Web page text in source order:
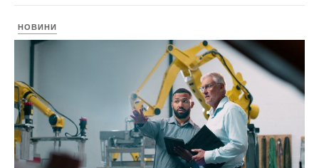
НОВИНИ